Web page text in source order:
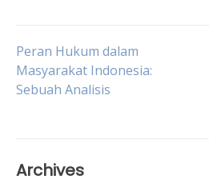
Post
navigation
Peran Hukum dalam
Masyarakat Indonesia:
Sebuah Analisis
Archives